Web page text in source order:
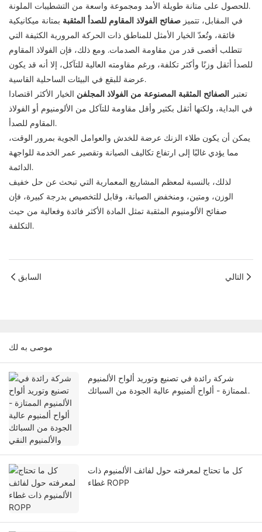
للحصول على متانة طويلة الأمد ومجموعة واسعة من التشطيبات الملونة.
في المقابل، تتميز صفائح الفولاذ المقاوم للصدأ المثقبة بمتانة ميكانيكية
فائقة، وتُعدّ الخيار الأمثل للمناطق ذات الحركة المرورية الكثيفة التي
تتطلب أقصى قدر من مقاومة الصدمات. ومع ذلك، فإن الفولاذ المقاوم
للصدأ أثقل وزنًا وأكثر تكلفة، ورغم مقاومته العالية للتآكل، إلا أنه قد يكون
عرضة للبقع في البيئات الساحلية القاسية.
تعتبر الصفائح المثقبة المصنوعة من الفولاذ المجلفن الخيار الأكثر اقتصادا
في البداية، ولكنها أثقل بكثير وأقل مقاومة للتآكل من الألومنيوم أو الفولاذ
المقاوم للصدأ.
يمكن أن يكون طلاء الزنك عرضة للخدش والعوامل الجوية بمرور الوقت،
مما يؤدي غالبًا إلى ارتفاع تكاليف الصيانة وتقصير عمر الخدمة للواجهة
الدائمة.
لذلك، بالنسبة لمعظم المشاريع المعمارية التي تبحث عن حل خفيف
الوزن، ومتين، ومنخفض الصيانة، وقابل للتخصيص بدرجة كبيرة، فإن
صفائح الألومنيوم المثقبة تمثل المادة الأكثر فائدة وفعالية من حيث
التكلفة.
السابق التالي
موصى به لك
شركة رائدة في تصنيع وتوريد ألواح الألمنيوم
الممتازة - ألواح ألمنيوم عالية الجودة من السبائك
كل ما تحتاج لمعرفته حول لفائف الألمنيوم ذات
غطاء ROPP